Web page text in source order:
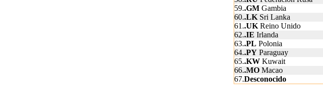
59..GM Gambia
60..LK Sri Lanka
61..UK Reino Unido
62..IE Irlanda
63..PL Polonia
64..PY Paraguay
65..KW Kuwait
66..MO Macao
67.Desconocido